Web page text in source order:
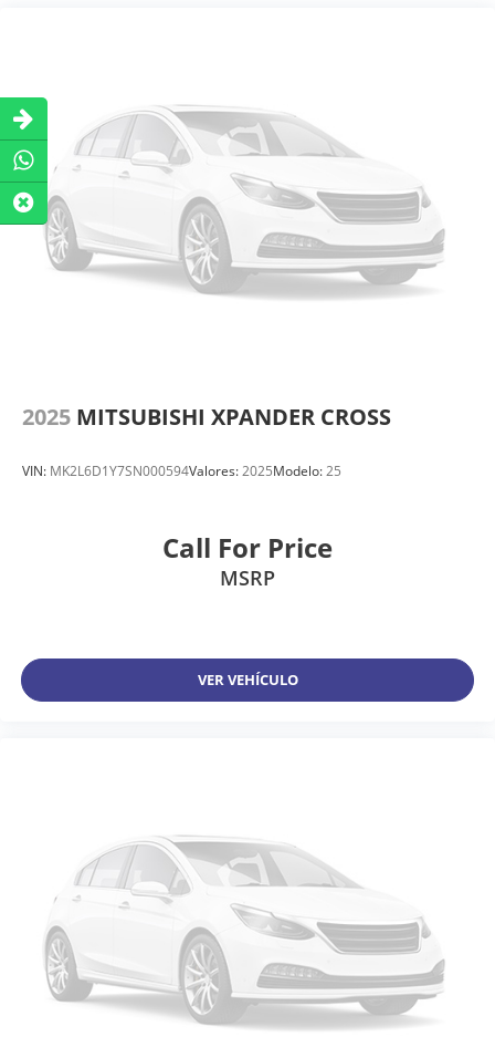
2025 MITSUBISHI XPANDER CROSS
VIN: MK2L6D1Y7SN000594Valores:2025Modelo:25
Call For Price
MSRP
VER VEHÍCULO